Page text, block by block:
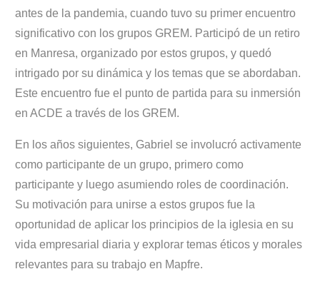
antes de la pandemia, cuando tuvo su primer encuentro
significativo con los grupos GREM. Participó de un retiro
en Manresa, organizado por estos grupos, y quedó
intrigado por su dinámica y los temas que se abordaban.
Este encuentro fue el punto de partida para su inmersión
en ACDE a través de los GREM.
En los años siguientes, Gabriel se involucró activamente
como participante de un grupo, primero como
participante y luego asumiendo roles de coordinación.
Su motivación para unirse a estos grupos fue la
oportunidad de aplicar los principios de la iglesia en su
vida empresarial diaria y explorar temas éticos y morales
relevantes para su trabajo en Mapfre.